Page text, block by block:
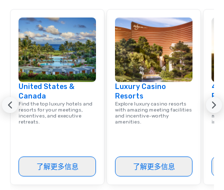
United States &
Canada
Find the top luxury hotels and
resorts for your meetings,
incentives, and executive
retreats.
了解更多信息
Luxury Casino
Resorts
Explore luxury casino resorts
with amazing meeting facilities
and incentive-worthy
amenities.
了解更多信息
4